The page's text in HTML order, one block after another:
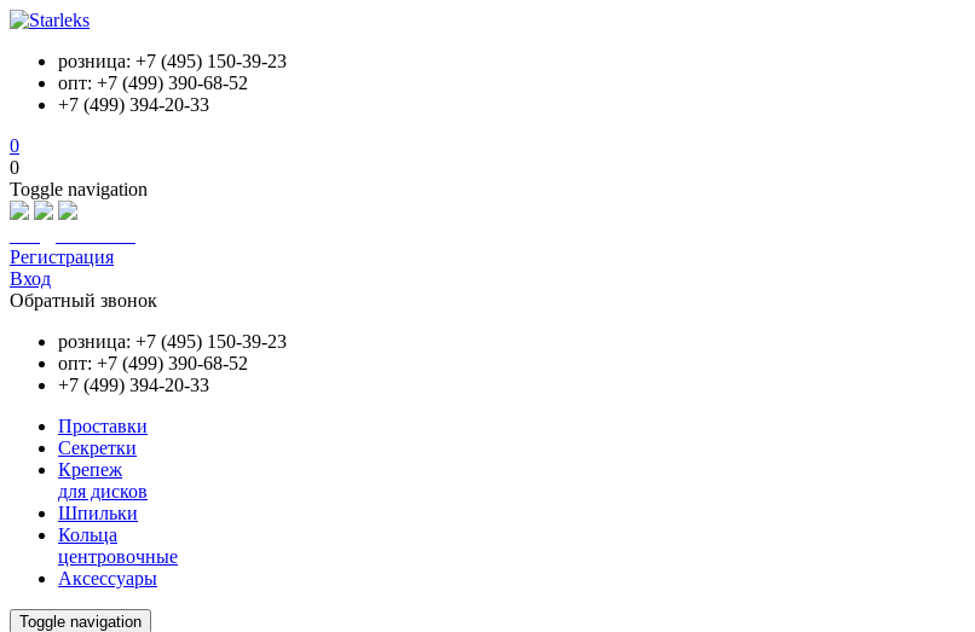
розница: +7 (495) 150-39-23
опт: +7 (499) 390-68-52
+7 (499) 394-20-33
0
0
Toggle navigation
Регистрация
Вход
Обратный звонок
розница: +7 (495) 150-39-23
опт: +7 (499) 390-68-52
+7 (499) 394-20-33
Проставки
Секретки
Крепеж
для дисков
Шпильки
Кольца
центровочные
Аксессуары
Toggle navigation